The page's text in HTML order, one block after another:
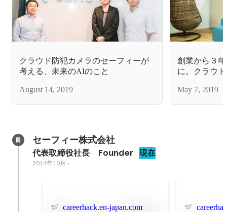
クラウド防犯カメラのセーフィーが
考える、未来のAIのこと
August 14, 2019
創業から３
に。クラウ
い意思決定
May 7, 2019
セーフィー株式会社
代表取締役社長　Founder 現在
2014年10月 -
careerhack.en-japan.com